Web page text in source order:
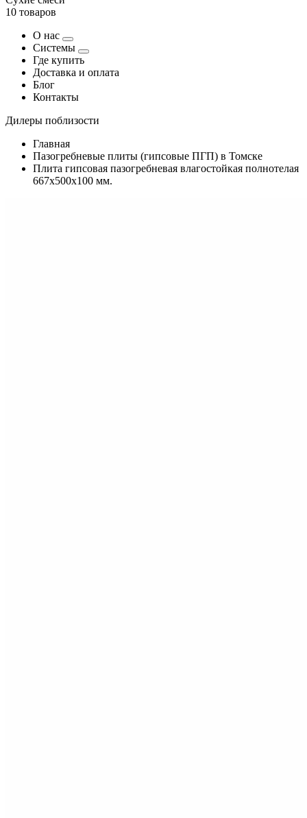
10 товаров
О нас
Системы
Где купить
Доставка и оплата
Блог
Контакты
Дилеры поблизости
Главная
Пазогребневые плиты (гипсовые ПГП) в Томске
Плита гипсовая пазогребневая влагостойкая полнотелая
667х500х100 мм.